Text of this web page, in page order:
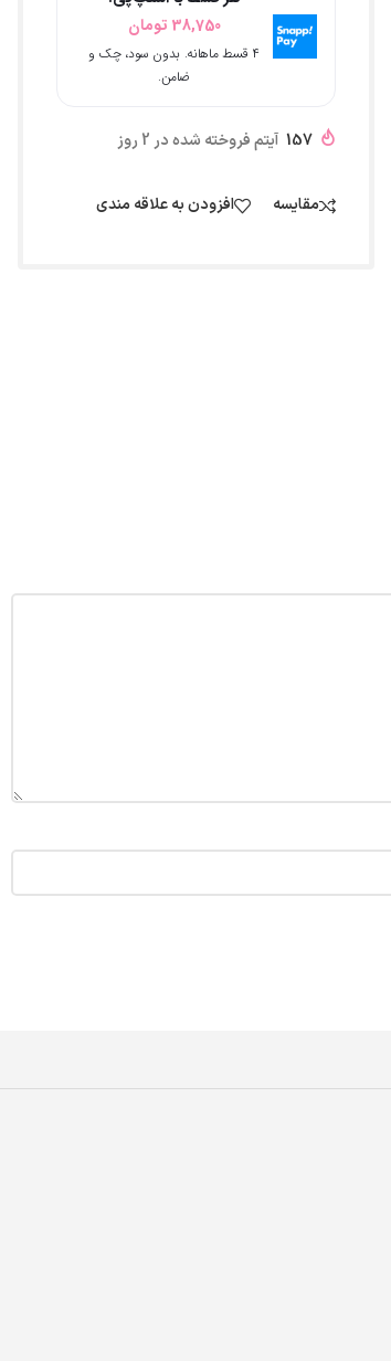
38,750 تومان
۴ قسط ماهانه. بدون سود، چک و
ضامن.
157 آیتم فروخته شده در 2 روز
مقایسه افزودن به علاقه مندی